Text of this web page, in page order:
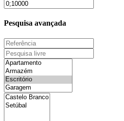
Pesquisa avançada